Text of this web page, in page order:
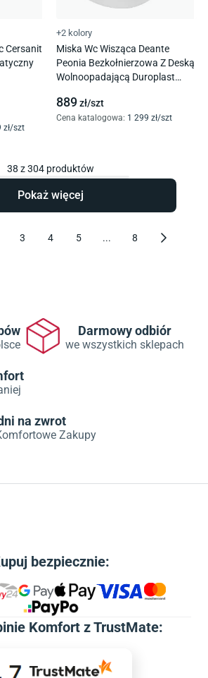
Cersanit
zł/szt
+2 kolory
Miska Wc Wisząca Deante
Peonia Bezkołnierzowa Z Deską
Wolnoopadającą Duroplast
889zł/szt
Cena katalogowa: 1 299 zł/szt
38 z304 produktów
Pokaż więcej
3 4 5 ... 8
Darmowy odbiór
we wszystkich sklepach
na zwrot
Zakupy
bezpiecznie:
Komfort z TrustMate: